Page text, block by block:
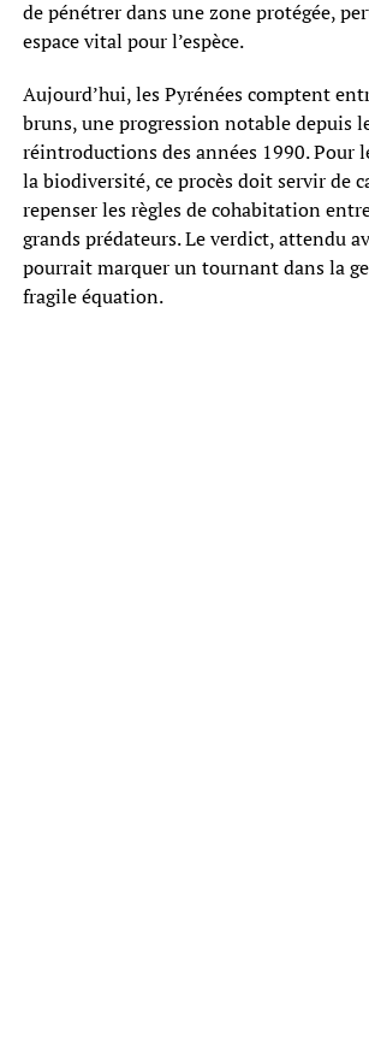
de pénétrer dans une zone protégée,
espace vital pour l’espèce.
Aujourd’hui, les Pyrénées comptent
bruns, une progression notable depuis
réintroductions des années 1990. Pour
la biodiversité, ce procès doit servir de
repenser les règles de cohabitation
grands prédateurs. Le verdict, attendu
pourrait marquer un tournant dans la
fragile équation.